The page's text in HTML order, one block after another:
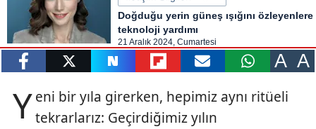
Doğduğu yerin güneş ışığını özleyenlere
teknoloji yardımı
21 Aralık 2024, Cumartesi
A A
Yeni bir yıla girerken, hepimiz aynı ritüeli
tekrarlarız: Geçirdiğimiz yılın